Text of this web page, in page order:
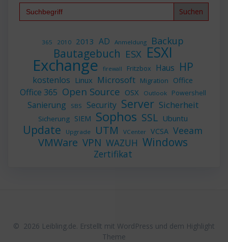
Search
365 2010 2013 AD Anmeldung Backup
Bautagebuch ESX ESXI
Exchange firewall Fritzbox Haus HP
kostenlos Linux Microsoft Migration Office
Office 365 Open Source OSX Outlook Powershell
Sanierung SBS Security Server Sicherheit
Sicherung SIEM Sophos SSL Ubuntu
Update Upgrade UTM VCenter VCSA Veeam
VMWare VPN WAZUH Windows
Zertifikat
© 2026 Leibling.de. Erstellt mit WordPress und dem Highlight
Theme